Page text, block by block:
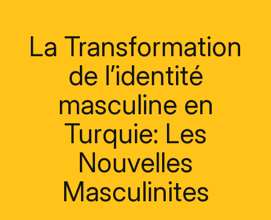
La Transformation
de l’identité
masculine en
Turquie: Les
Nouvelles
Masculinites